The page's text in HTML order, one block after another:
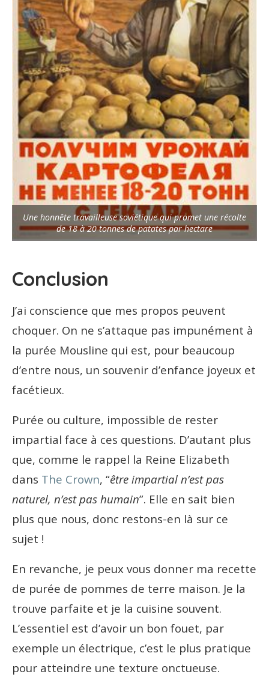
Une honnête travailleuse soviétique qui promet une récolte
de 18 à 20 tonnes de patates par hectare
Conclusion
J’ai conscience que mes propos peuvent
choquer. On ne s’attaque pas impunément à
la purée Mousline qui est, pour beaucoup
d’entre nous, un souvenir d’enfance joyeux et
facétieux.
Purée ou culture, impossible de rester
impartial face à ces questions. D’autant plus
que, comme le rappel la Reine Elizabeth
dans The Crown, “être impartial n’est pas
naturel, n’est pas humain”. Elle en sait bien
plus que nous, donc restons-en là sur ce
sujet !
En revanche, je peux vous donner ma recette
de purée de pommes de terre maison. Je la
trouve parfaite et je la cuisine souvent.
L’essentiel est d’avoir un bon fouet, par
exemple un électrique, c’est le plus pratique
pour atteindre une texture onctueuse.